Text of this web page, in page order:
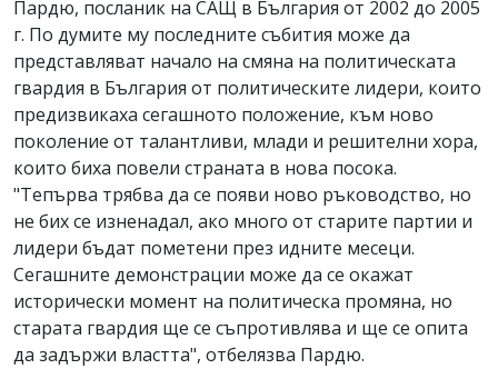
Пардю, посланик на САЩ в България от 2002 до 2005
г. По думите му последните събития може да
представляват начало на смяна на политическата
гвардия в България от политическите лидери, които
предизвикаха сегашното положение, към ново
поколение от талантливи, млади и решителни хора,
които биха повели страната в нова посока.
"Тепърва трябва да се появи ново ръководство, но
не бих се изненадал, ако много от старите партии и
лидери бъдат пометени през идните месеци.
Сегашните демонстрации може да се окажат
исторически момент на политическа промяна, но
старата гвардия ще се съпротивлява и ще се опита
да задържи властта", отбелязва Пардю.